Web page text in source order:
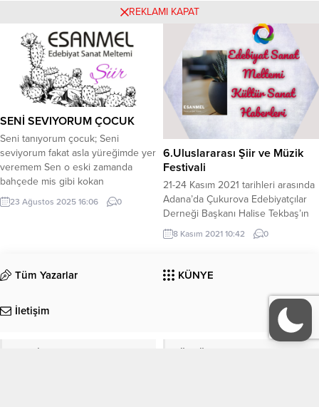
bilgilerle dolduracaksın, Yeni
buluşları, ilk icatları merak edip
okuyacak, İnsanlığa yön verenleri
tanıyacak, bildiklerini çevrene
anlatacaksın. Başlaman gereken
yer aslında yok basit, Mesela bir
türkünün yazılış...
8 Mayıs 2025 13:04
SENİ SEVIYORUM ÇOCUK
Seni tanıyorum çocuk; Seni
seviyorum fakat asla yüreğimde yer
veremem Sen o eski zamanda
bahçede mis gibi kokan
çiçeklerdensin. Ya ben… Ya ben!
Bu bahçe de soluğunu kesen
edemem. Bir miskeetin toprağa
değen kokusunu, gazoz
23 Ağustos 2025 16:06 0
6.Uluslararası Şiir ve Müzik
Festivali
21-24 Kasım 2021 tarihleri arasında
Adana’da Çukurova Edebiyatçılar
Derneği Başkanı Halise Tekbaş’ın
organize ettiği 6.Uluslararası Şiir ve
Müzik Festivali gerçekleştirilecektir,
yazar-şair vb. meslek grubuna
yakın kişiler aşağıdaki bilgileri
TekbaşÇukurova Edebiyatçılar
Derneği (ÇED) BaşkanıReşatbey
Mahallesi, Turhan Cemal Beriker
8 Kasım 2021 10:42 0
Tüm Yazarlar KÜNYE
İletişim
REKLAMI KAPAT